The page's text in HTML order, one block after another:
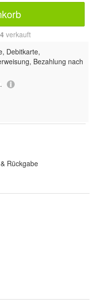
4 verkauft
Debitkarte,
Bezahlung nach
Rückgabe